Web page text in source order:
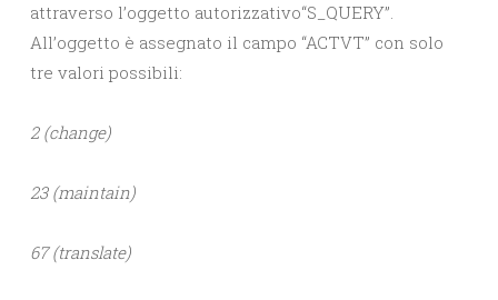
attraverso l’oggetto autorizzativo“S_QUERY”.
All’oggetto è assegnato il campo “ACTVT” con solo
tre valori possibili:
2 (change)
23 (maintain)
67 (translate)